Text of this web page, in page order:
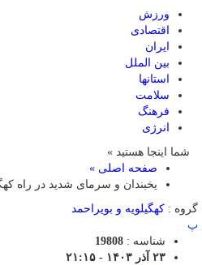
ورزش
اقتصادی
ایران
بین الملل
استانها
سلامت
فرهنگ
انرژی
شما اینجا هستید »
صفحه اصلی »
یخبندان و سرمای شدید در راه
گروه : کهگیلویه و بویراحمد
پ
شناسه : 19808
۲۳ آذر ۱۴۰۳ - ۲۱:۱۵